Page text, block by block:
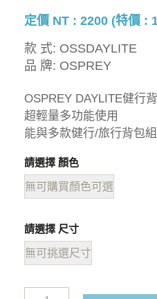
定價 NT : 2200 (特價 :
款 式: OSSDAYLITE
品 牌: OSPREY
OSPREY DAYLITE健行
超輕量多功能使用
能與多款健行/旅行背包
請選擇 顏色
無可購買顏色可選
請選擇 尺寸
無可挑選尺寸